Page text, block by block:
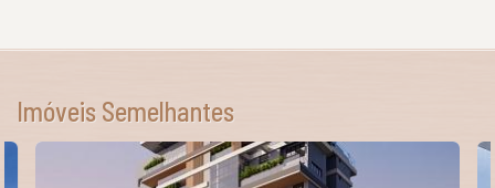
Imóveis Semelhantes